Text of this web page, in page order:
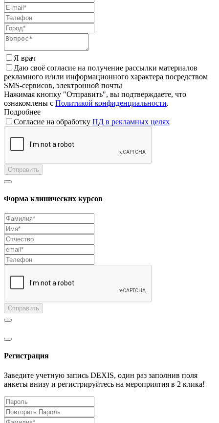
Я врач
Даю своё согласие на получение рассылки материалов
рекламного и/или информационного характера посредством
SMS-сервисов, электронной почты
Нажимая кнопку "Отправить", вы подтверждаете, что
ознакомлены с Политикой конфиденциальности.
Подробнее
Согласие на обработку ПД в рекламных целях
Отправить
Форма клинических курсов
Отправить
Регистрация
Заведите учетную запись DEXIS, один раз заполнив поля
анкеты внизу и регистрируйтесь на мероприятия в 2 клика!